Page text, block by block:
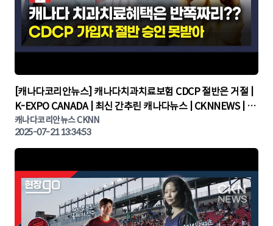
▶
[캐나다코리안뉴스] 캐나다치과치료보험 CDCP 절반은 거절 |
K-EXPO CANADA | 최신 간추린 캐나다뉴스 | CKNNEWS | 캐
나다뉴스 | 토론토뉴스
캐나다코리안뉴스 CKNN
2025-07-21 13:34:53